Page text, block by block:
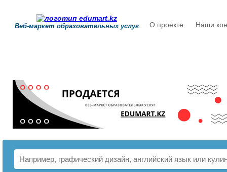
Веб-маркет образовательных услуг О проекте Наши